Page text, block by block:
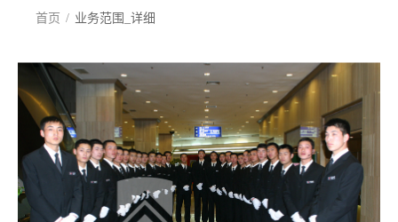
首页 / 业务范围_详细